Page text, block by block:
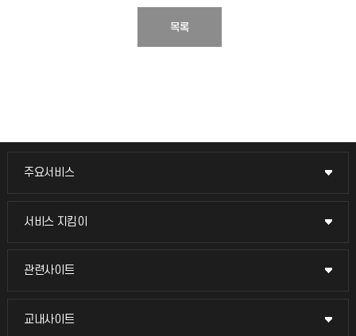
목록
주요서비스
주요서비스
교무회의방송
서비스 지킴이
서비스 지킴이
묻고 답하기
관련사이트
관련사이트
국방헬프콜
교내사이트
교내사이트